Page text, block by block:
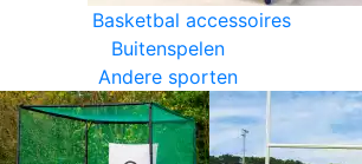
Basketbal accessoires
Buitenspelen
Andere sporten